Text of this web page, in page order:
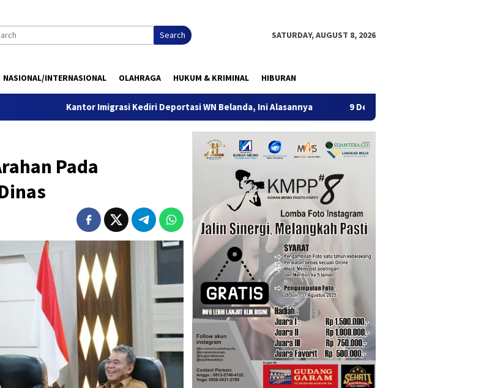
Search SATURDAY, AUGUST 8, 2026
NASIONAL/INTERNASIONAL OLAHRAGA HUKUM & KRIMINAL HIBURAN
Kantor Imigrasi Kediri Deportasi WN Belanda, Ini Alasannya 9 Desa di 6 Kecamatan Tulungagung Alami
Pada